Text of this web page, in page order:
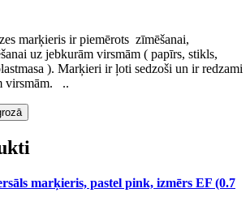
marķieris ir piemērots zīmēšanai,
uz jebkurām virsmām ( papīrs, stikls,
). Marķieri ir ļoti sedzoši un ir redzami
virsmām. ..
marķieris, pastel pink, izmērs EF (0.7